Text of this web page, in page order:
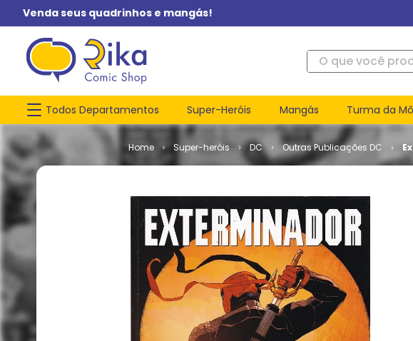
Venda seus quadrinhos e mangás!
O que você
Todos Departamentos Super-Heróis Mangás Turma da
Super-heróis DC Outras Publicações DC
# 5